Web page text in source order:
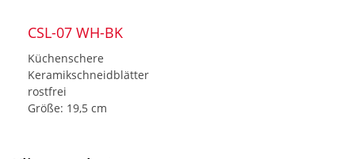
CSL-07 WH-BK
Küchenschere
Keramikschneidblätter
rostfrei
Größe: 19,5 cm